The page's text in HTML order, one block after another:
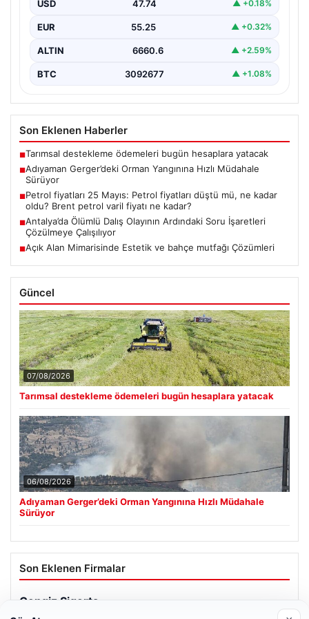
ediyor.…
USD 47.74 ▲ +0.18%
EUR 55.25 ▲ +0.32%
ALTIN 6660.6 ▲ +2.59%
BTC 3092677 ▲ +1.08%
Son Eklenen Haberler
■Tarımsal destekleme ödemeleri bugün hesaplara yatacak
■Adıyaman Gerger’deki Orman Yangınına Hızlı Müdahale
Sürüyor
■Petrol fiyatları 25 Mayıs: Petrol fiyatları düştü mü, ne kadar
oldu? Brent petrol varil fiyatı ne kadar?
■Antalya’da Ölümlü Dalış Olayının Ardındaki Soru İşaretleri
Çözülmeye Çalışılıyor
■Açık Alan Mimarisinde Estetik ve bahçe mutfağı Çözümleri
Güncel
07/08/2026
Tarımsal destekleme ödemeleri bugün hesaplara yatacak
06/08/2026
Adıyaman Gerger’deki Orman Yangınına Hızlı Müdahale
Sürüyor
Son Eklenen Firmalar